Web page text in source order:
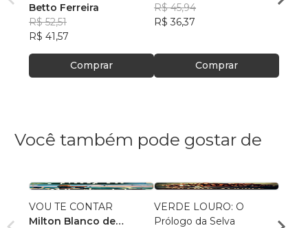
Betto Ferreira
R$ 52,51
R$ 41,57
Comprar
R$ 45,94
R$ 36,37
Comprar
R$
Você também pode gostar de
VOU TE CONTAR
Milton Blanco de
VERDE LOURO: O
Prólogo da Selva
Alex